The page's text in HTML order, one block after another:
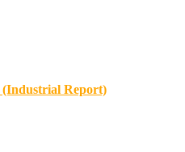
(Industrial Report)